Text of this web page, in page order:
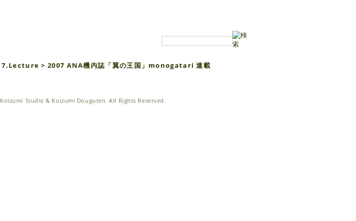
7.Lecture > 2007 ANA機内誌「翼の王国」monogatari 連載
Koizumi Studio & Koizumi Douguten. All Rights Reserved.